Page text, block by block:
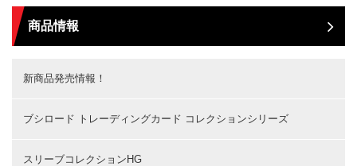
商品情報
新商品発売情報！
ブシロード トレーディングカード コレクションシリーズ
スリーブコレクションHG